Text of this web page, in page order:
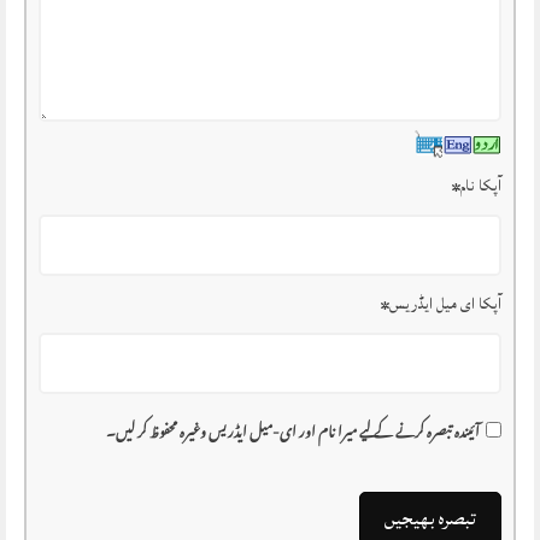
آپکا نام*
آپکا ای میل ایڈریس*
آئیندہ تبصرہ کرنے کے لیے میرا نام اور ای-میل ایڈریس وغیرہ محفوظ کر لیں۔